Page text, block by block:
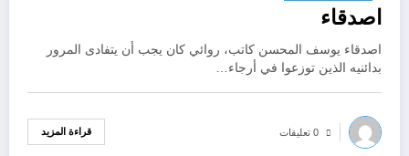
أكتوبر 26, 2022
اصدقاء
اصدقاء يوسف المحسن كاتب، روائي كان يجب أن يتفادى المرور
بدائنيه الذين توزعوا في أرجاء…
0 تعليقات قراءة المزيد